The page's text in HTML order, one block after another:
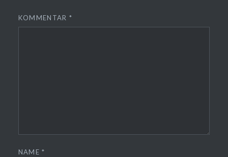
KOMMENTAR *
NAME*